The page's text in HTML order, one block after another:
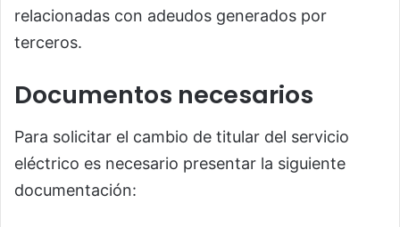
relacionadas con adeudos generados por
terceros.
Documentos necesarios
Para solicitar el cambio de titular del servicio
eléctrico es necesario presentar la siguiente
documentación: